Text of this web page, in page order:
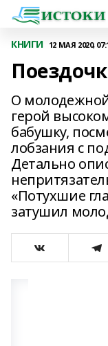
КНИГИ 12 МАЯ 2020,
О
герой
бабушку,
лобзания с
Детально
«Потухшие
затушил